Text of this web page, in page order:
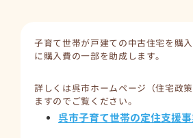
子育て世帯が戸建ての中古住宅を購
に購入費の一部を助成します。
詳しくは呉市ホームページ（住宅政
ますのでご覧ください。
呉市子育て世帯の定住支援